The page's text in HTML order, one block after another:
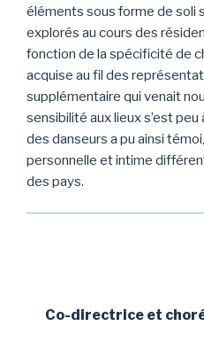
éléments sous forme de soli
explorés au cours des
fonction de la spécificité de
acquise au fil des
supplémentaire qui venait
sensibilité aux lieux s’est
des danseurs a pu ainsi
personnelle et intime
des pays.
Co-directrice et